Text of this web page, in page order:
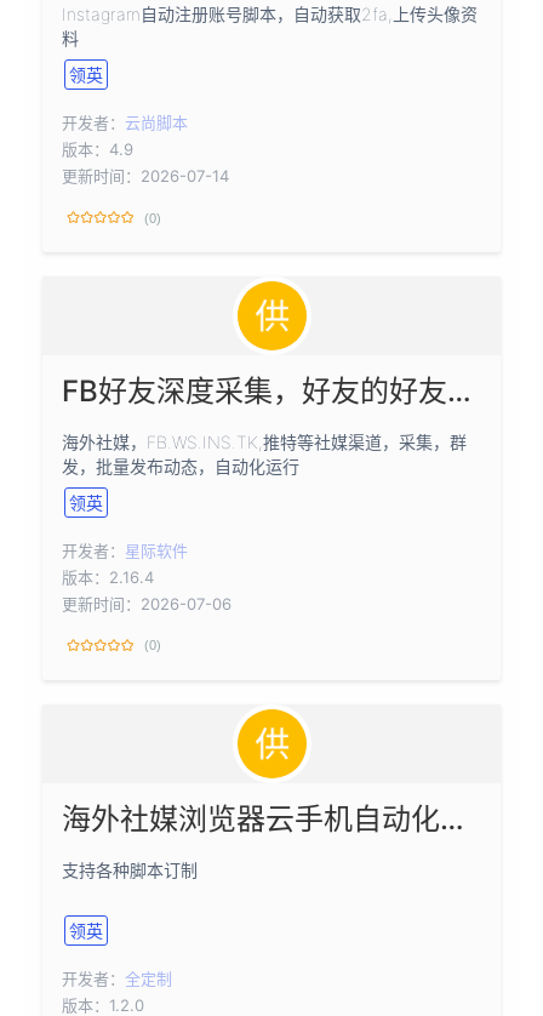
Instagram自动注册账号脚本，自动获取2fa,上传头像资
料
领英
开发者： 云尚脚本
版本：4.9
更新时间：2026-07-14
(0)
FB好友深度采集，好友的好友，筛选性别，国家
海外社媒，FB.WS.INS.TK,推特等社媒渠道，采集，群
发，批量发布动态，自动化运行
领英
开发者： 星际软件
版本：2.16.4
更新时间：2026-07-06
(0)
海外社媒浏览器云手机自动化脚本
支持各种脚本订制
领英
开发者： 全定制
版本：1.2.0